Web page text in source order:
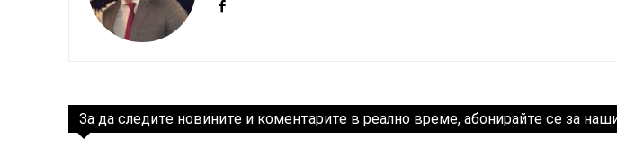
За да следите новините и коментарите в реално време, абонирайте се за